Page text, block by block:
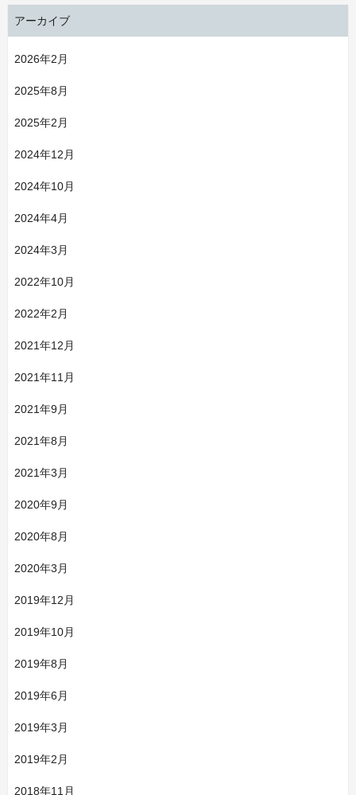
アーカイブ
2026年2月
2025年8月
2025年2月
2024年12月
2024年10月
2024年4月
2024年3月
2022年10月
2022年2月
2021年12月
2021年11月
2021年9月
2021年8月
2021年3月
2020年9月
2020年8月
2020年3月
2019年12月
2019年10月
2019年8月
2019年6月
2019年3月
2019年2月
2018年11月